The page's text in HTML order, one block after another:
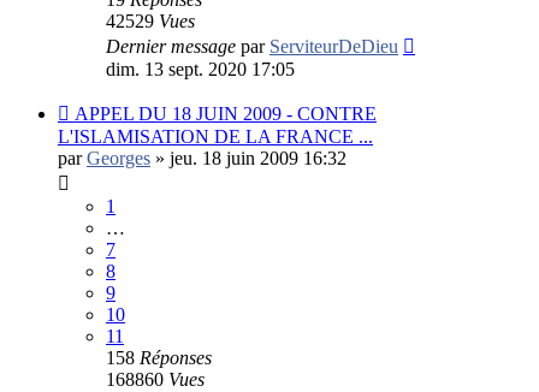
42529 Vues
Dernier message par ServiteurDeDieu
dim. 13 sept. 2020 17:05
APPEL DU 18 JUIN 2009 - CONTRE
L'ISLAMISATION DE LA FRANCE ...
parGeorges » jeu. 18 juin 2009 16:32
1
…
7
8
9
10
11
158 Réponses
168860 Vues